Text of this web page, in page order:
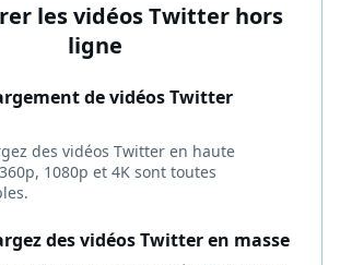
les vidéos Twitter hors
ligne
de vidéos Twitter
des vidéos Twitter en haute
1080p et 4K sont toutes
des vidéos Twitter en masse